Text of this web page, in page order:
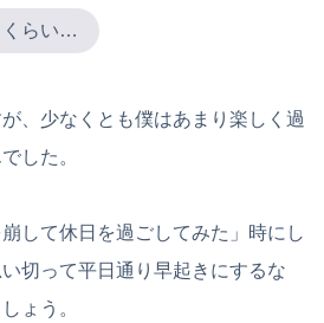
くらい…
、少なくとも僕はあまり楽しく過
した。
して休日を過ごしてみた」時にし
切って平日通り早起きにするな
ょう。